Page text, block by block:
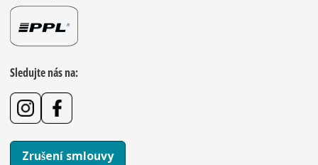
Sledujte nás na:
Zrušení smlouvy